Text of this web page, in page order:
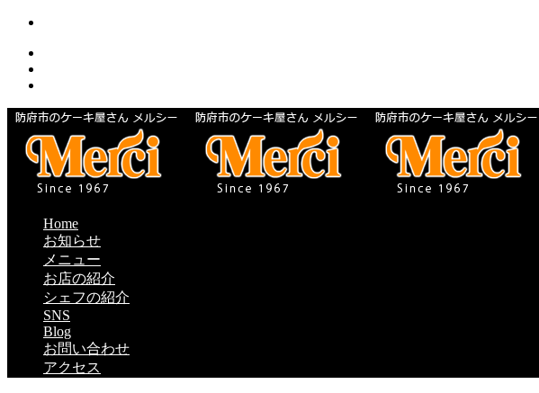
Home
お知らせ
メニュー
お店の紹介
シェフの紹介
SNS
Blog
お問い合わせ
アクセス